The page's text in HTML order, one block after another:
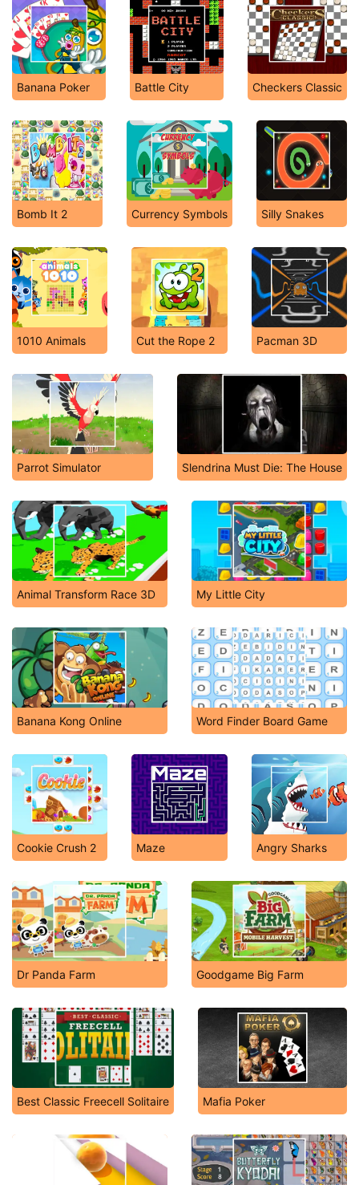
Banana Poker Battle City Checkers Classic
Bomb It 2 Currency Symbols Silly Snakes
1010 Animals Cut the Rope 2 Pacman 3D
Parrot Simulator Slendrina Must Die: The House
Animal Transform Race 3D My Little City
Banana Kong Online Word Finder Board Game
Cookie Crush 2 Maze Angry Sharks
Dr Panda Farm Goodgame Big Farm
Best Classic Freecell Solitaire Mafia Poker